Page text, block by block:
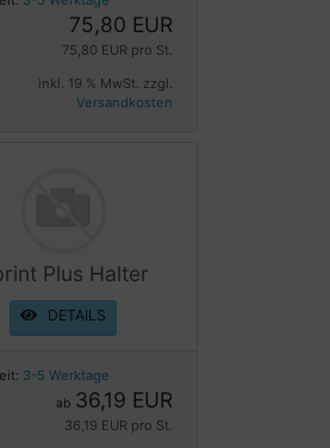
75,80 EUR
75,80 EUR pro St.
inkl. 19 % MwSt. zzgl.
Versandkosten
Plus Halter
DETAILS
3-5 Werktage
ab 36,19 EUR
36,19 EUR pro St.